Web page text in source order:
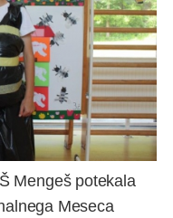
Mengeš potekala
Meseca